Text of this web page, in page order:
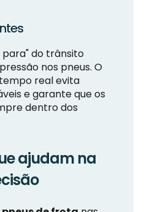
do trânsito
nos pneus. O
real evita
e garante que os
dentro dos
ajudam na